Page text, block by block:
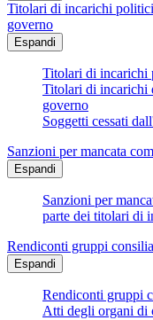
Titolari di incarichi
governo
Espandi
Titolari di incarichi
Titolari di incarichi
governo
Soggetti cessati
Sanzioni per mancata
Espandi
Sanzioni per
parte dei titolari di
Rendiconti gruppi
Espandi
Rendiconti gruppi
Atti degli organi di